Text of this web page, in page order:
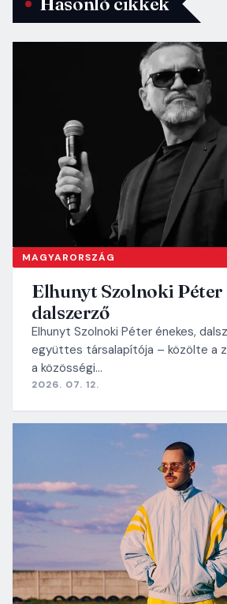
MAGYARORSZÁG
Elhunyt Szolnoki Péter
dalszerző
Elhunyt Szolnoki Péter énekes,
együttes társalapítója – közölte a
a közösségi…
2026. 07. 12.